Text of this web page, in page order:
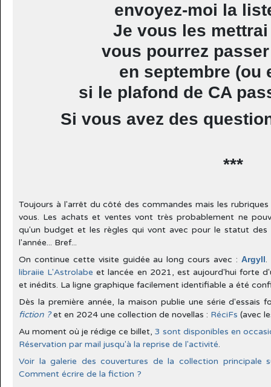
envoyez-moi la
Je vous les
vous pourrez
en septembre (ou
si le plafond de CA
Si vous avez des
***
Toujours à l'arrêt du côté des commandes mais les
vous. Les achats et ventes vont très probablement ne
qu'un budget et les règles qui vont avec pour le statut
l'année... Bref...
On continue cette visite guidée au long cours avec : Argyll.
libraiie L'Astrolabe et lancée en 2021, est aujourd'hui forte
et inédits. La ligne graphique facilement identifiable a été
Dès la première année, la maison publie une série d'essais
fiction ?et en 2024 une collection de novellas : RéciFs (avec
Au moment où je rédige ce billet, 3 sont disponibles en
Réservation par mail jusqu'à la reprise de l'activité.
Voir la galerie des couvertures de la collection principale
Comment écrire de la fiction ?